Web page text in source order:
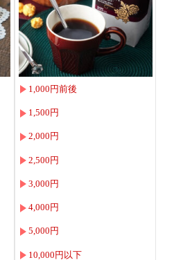
1,000円前後
1,500円
2,000円
2,500円
3,000円
4,000円
5,000円
10,000円以下